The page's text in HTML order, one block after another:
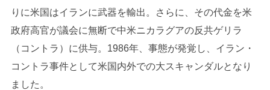
りに米国はイランに武器を輸出。さらに、その代金を米
政府高官が議会に無断で中米ニカラグアの反共ゲリラ
（コントラ）に供与。1986年、事態が発覚し、イラン・
コントラ事件として米国内外での大スキャンダルとなり
ました。